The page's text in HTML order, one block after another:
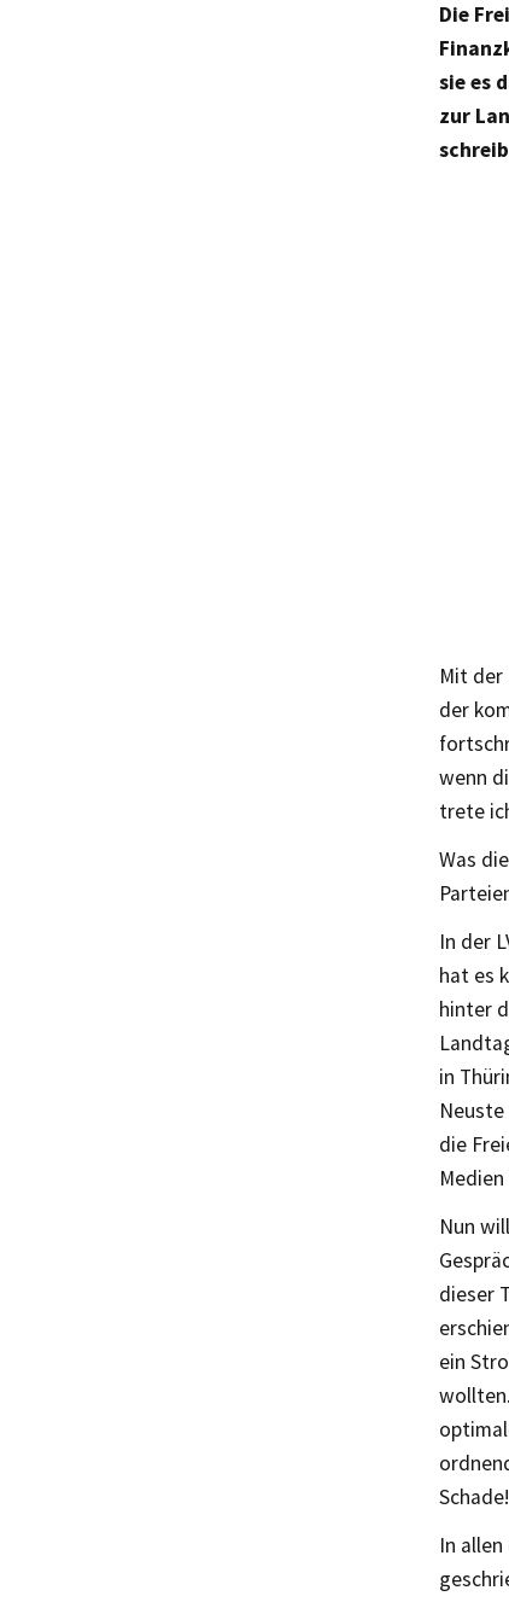
Die
sie es
zur
Mit der
der
wenn
trete
Was
In der
hat es
hinter
in
Neuste
die
Nun
dieser
ein
Schade!
In